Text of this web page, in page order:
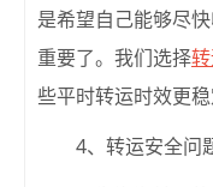
是希望自己能够尽
重要了。我们选择
些平时转运时效更稳
4、转运安全问